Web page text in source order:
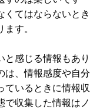
くてはならないとき
す。
感じる情報もあり
は、情報感度や自分
ているときに情報収
で収集した情報はノ